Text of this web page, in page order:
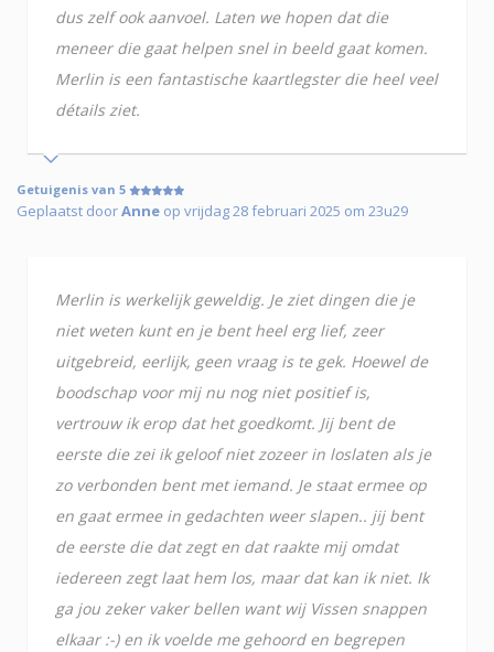
dus zelf ook aanvoel. Laten we hopen dat die
meneer die gaat helpen snel in beeld gaat komen.
Merlin is een fantastische kaartlegster die heel veel
détails ziet.
Getuigenis van 5
Geplaatst doorAnne op vrijdag 28 februari 2025 om 23u29
Merlin is werkelijk geweldig. Je ziet dingen die je
niet weten kunt en je bent heel erg lief, zeer
uitgebreid, eerlijk, geen vraag is te gek. Hoewel de
boodschap voor mij nu nog niet positief is,
vertrouw ik erop dat het goedkomt. Jij bent de
eerste die zei ik geloof niet zozeer in loslaten als je
zo verbonden bent met iemand. Je staat ermee op
en gaat ermee in gedachten weer slapen.. jij bent
de eerste die dat zegt en dat raakte mij omdat
iedereen zegt laat hem los, maar dat kan ik niet. Ik
ga jou zeker vaker bellen want wij Vissen snappen
elkaar :-) en ik voelde me gehoord en begrepen